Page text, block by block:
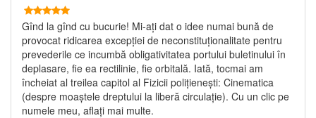
Gînd la gînd cu bucurie! Mi-aţi dat o idee numai bună de
provocat ridicarea excepţiei de neconstituţionalitate pentru
prevederile ce incumbă obligativitatea portului buletinului în
deplasare, fie ea rectilinie, fie orbitală. Iată, tocmai am
încheiat al treilea capitol al Fizicii poliţieneşti: Cinematica
(despre moaştele dreptului la liberă circulaţie). Cu un clic pe
numele meu, aflaţi mai multe.